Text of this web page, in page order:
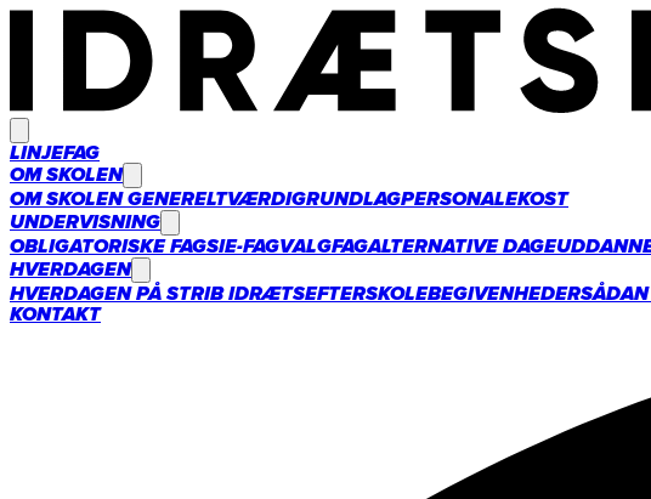
LINJEFAG
OM SKOLEN
OM SKOLEN GENERELTVÆRDIGRUNDLAGPERSONALEKOST
UNDERVISNING
OBLIGATORISKE FAGSIE-FAGVALGFAGALTERNATIVE DAGE
HVERDAGEN
HVERDAGEN PÅ STRIB IDRÆTSEFTERSKOLEBEGIVENHEDER
KONTAKT